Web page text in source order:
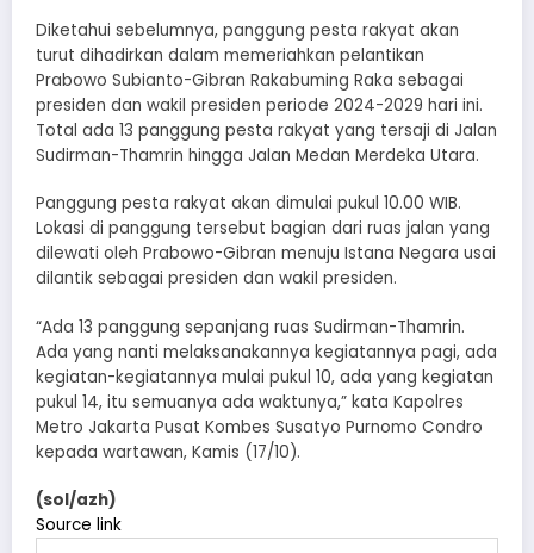
Diketahui sebelumnya, panggung pesta rakyat akan
turut dihadirkan dalam memeriahkan pelantikan
Prabowo Subianto-Gibran Rakabuming Raka sebagai
presiden dan wakil presiden periode 2024-2029 hari ini.
Total ada 13 panggung pesta rakyat yang tersaji di Jalan
Sudirman-Thamrin hingga Jalan Medan Merdeka Utara.
Panggung pesta rakyat akan dimulai pukul 10.00 WIB.
Lokasi di panggung tersebut bagian dari ruas jalan yang
dilewati oleh Prabowo-Gibran menuju Istana Negara usai
dilantik sebagai presiden dan wakil presiden.
“Ada 13 panggung sepanjang ruas Sudirman-Thamrin.
Ada yang nanti melaksanakannya kegiatannya pagi, ada
kegiatan-kegiatannya mulai pukul 10, ada yang kegiatan
pukul 14, itu semuanya ada waktunya,” kata Kapolres
Metro Jakarta Pusat Kombes Susatyo Purnomo Condro
kepada wartawan, Kamis (17/10).
(sol/azh)
Source link